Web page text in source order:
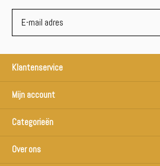
Klantenservice
Mijn account
Categorieën
Over ons